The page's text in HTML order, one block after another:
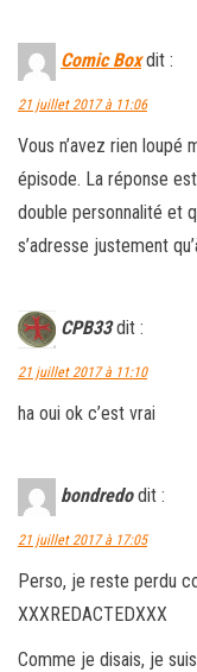
Comic Box dit :
21 juillet 2017 à 11:06
Vous n’avez rien loupé
épisode. La réponse
double personnalité et
s’adresse justement
CPB33 dit :
21 juillet 2017 à 11:10
ha oui ok c’est vrai
bondredo dit :
21 juillet 2017 à 17:05
Perso, je reste perdu
XXXREDACTEDXXX
Comme je disais, je